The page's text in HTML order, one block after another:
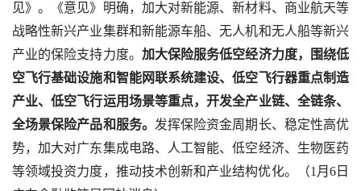
见》。《意见》明确，加大对新能源、新材料、商业航天等
战略性新兴产业集群和新能源车船、无人机和无人船等新兴
产业的保险支持力度。 加大保险服务低空经济力度，围绕低
空飞行基础设施和智能网联系统建设、低空飞行器重点制造
产业、低空飞行运用场景等重点，开发全产业链、全链条、
全场景保险产品和服务。 发挥保险资金周期长、稳定性高优
势，加大对广东集成电路、人工智能、低空经济、生物医药
等领域投资力度，推动技术创新和产业结构优化。（1月6日